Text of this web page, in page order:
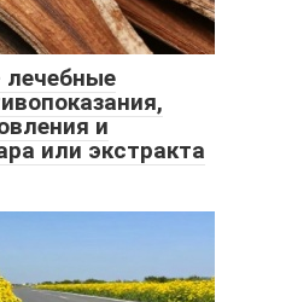
и
или экстракта